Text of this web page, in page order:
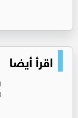
اقرأ أيضا